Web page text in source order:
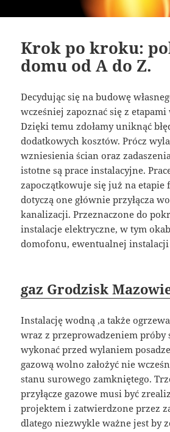
Krok po kroku:
domu od A do Z.
Decydując się na budowę
wcześniej zapoznać się z
Dzięki temu zdołamy uniknąć
dodatkowych kosztów. Prócz
wzniesienia ścian oraz
istotne są prace instalacyjne.
zapoczątkowuje się już na
dotyczą one głównie przyłącza
kanalizacji. Przeznaczone do
instalacje elektryczne, w tym
domofonu, ewentualnej
gaz Grodzisk
Instalację wodną ,a także
wraz z przeprowadzeniem próby
wykonać przed wylaniem
gazową wolno założyć nie
stanu surowego zamkniętego.
przyłącze gazowe musi być
projektem i zatwierdzone przez
dlatego niezwykle ważne jest by